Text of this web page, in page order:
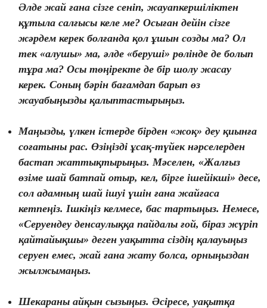
Әлде жай ғана сізге сеніп, жауапкершіліктен
құтыла салғысы келе ме? Осыған дейін сізге
жәрдем керек болғанда қол ұшын созды ма? Ол
тек «алушы» ма, әлде «беруші» рөлінде де болып
тұра ма? Осы төңіректе де бір шолу жасау
керек. Соның бәрін бағамдап барып өз
жауабыңызды қалыптастырыңыз.
Маңызды, үлкен істерде бірден «жоқ» деу қиынға
соғатыны рас. Өзіңізді ұсақ-түйек нәрселерден
бастап жаттықтырыңыз. Мәселен, «Жалғыз
өзіме шай батпай отыр, кел, бірге ішейікші» десе,
сол адамның шай ішуі үшін ғана жайғаса
кетпеңіз. Ішкіңіз келмесе, бас тартыңыз. Немесе,
«Серуендеу денсаулыққа пайдалы ғой, біраз жүріп
қайтайықшы» деген уақытта сіздің қалауыңыз
серуен емес, жай ғана жату болса, орныңыздан
жылжымаңыз.
Шекараны айқын сызыңыз. Әсіресе, уақытқа